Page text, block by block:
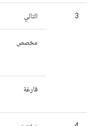
3 التالي
مخصص
فارغة